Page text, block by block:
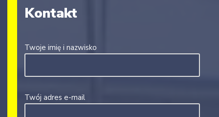
Kontakt
Twoje imię i nazwisko
Twój adres e-mail